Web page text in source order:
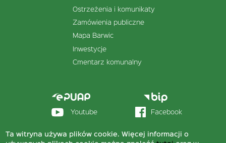
Ta witryna używa plików cookie. Więcej informacji o
Ostrzeżenia i komunikaty
Zamówienia publiczne
Mapa Barwic
Inwestycje
Cmentarz komunalny
stopka
sekcja
Youtube Facebook
© 2020 Urząd Miejski w Barwicach